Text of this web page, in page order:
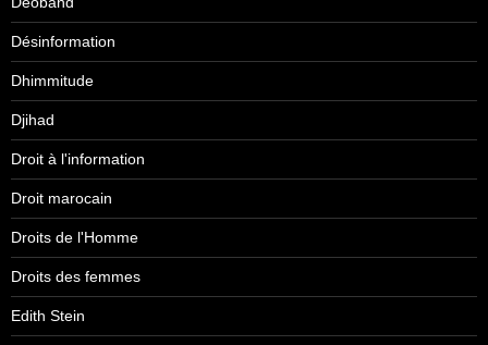
Désinformation
Dhimmitude
Djihad
Droit à l'information
Droit marocain
Droits de l'Homme
Droits des femmes
Edith Stein